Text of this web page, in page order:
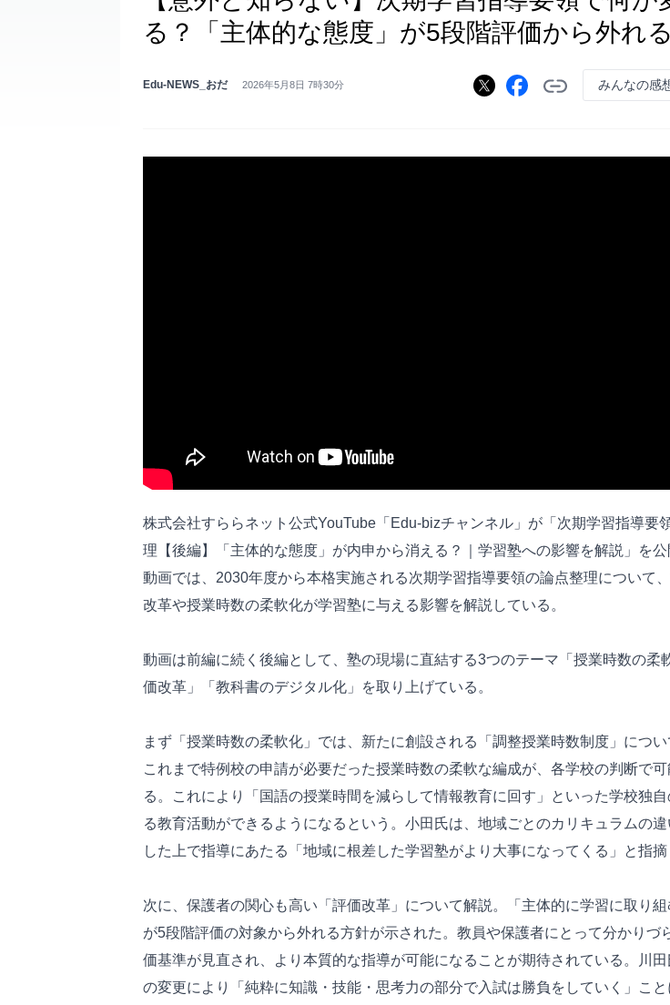
る？「主体的な態度」が5段階評価から外れ
Edu-NEWS_おだ 2026年5月8日 7時30分 みんなの感
株式会社すららネット公式YouTube「Edu-bizチャンネル」が「次期学習指導要
理【後編】「主体的な態度」が内申から消える？｜学習塾への影響を解説」を公
動画では、2030年度から本格実施される次期学習指導要領の論点整理について
改革や授業時数の柔軟化が学習塾に与える影響を解説している。
動画は前編に続く後編として、塾の現場に直結する3つのテーマ「授業時数の柔
価改革」「教科書のデジタル化」を取り上げている。
まず「授業時数の柔軟化」では、新たに創設される「調整授業時数制度」につい
これまで特例校の申請が必要だった授業時数の柔軟な編成が、各学校の判断で可
る。これにより「国語の授業時間を減らして情報教育に回す」といった学校独
る教育活動ができるようになるという。小田氏は、地域ごとのカリキュラムの
した上で指導にあたる「地域に根差した学習塾がより大事になってくる」と指摘
次に、保護者の関心も高い「評価改革」について解説。「主体的に学習に取り組
が5段階評価の対象から外れる方針が示された。教員や保護者にとって分かりづ
価基準が見直され、より本質的な指導が可能になることが期待されている。川田
の変更により「純粋に知識・技能・思考力の部分で入試は勝負をしていく」こと